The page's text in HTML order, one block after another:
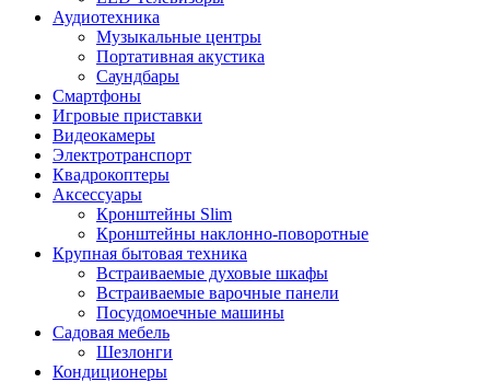
Аудиотехника
Музыкальные центры
Портативная акустика
Саундбары
Смартфоны
Игровые приставки
Видеокамеры
Электротранспорт
Квадрокоптеры
Аксессуары
Кронштейны Slim
Кронштейны наклонно-поворотные
Крупная бытовая техника
Встраиваемые духовые шкафы
Встраиваемые варочные панели
Посудомоечные машины
Садовая мебель
Шезлонги
Кондиционеры